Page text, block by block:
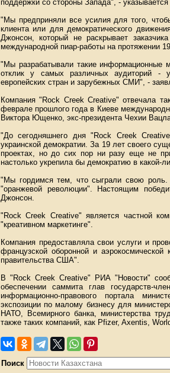
поддержки со стороны Запада", -
"Мы предприняли все усилия для того,
клиента или для демократического
Джонсон, который не раскрывает
международной пиар-работы на протяжении
"Мы разрабатывали такие информационные
отклик у самых различных аудиторий - у
европейских стран и зарубежных СМИ", -
Компания "Rock Creek Creative" отвечала
феврале прошлого года в Киеве
Виктора Ющенко, экс-президента Чехии
"До сегодняшнего дня "Rock Creek
украинской демократии. За 19 лет своего
проектах, но до сих пор ни разу еще не
настолько укрепила бы демократию в какой-
"Мы гордимся тем, что сыграли свою роль.
"оранжевой революции". Настоящим
Джонсон.
"Rock Creek Creative" является частной
"креативном маркетинге".
Компания предоставляла свои услуги и
французской оборонной и
правительства США".
В "Rock Creek Creative" РИА "Новости"
обеспечении саммита глав государств-
информационно-правового портала
экспозиции по малому бизнесу для
НАТО, Всемирного банка, министерства
также таких компаний, как Pfizer, Axentis,
Поиск